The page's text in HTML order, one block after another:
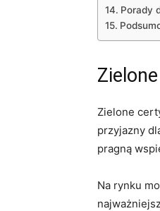
Porady
Zielone
przyjazny
pragną
Na rynku